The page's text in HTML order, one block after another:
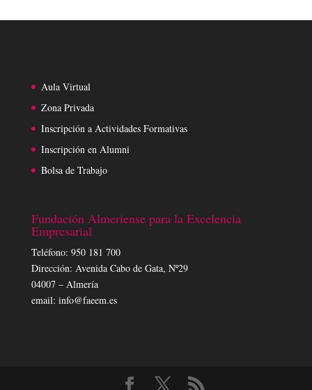
Aula Virtual
Zona Privada
Inscripción a Actividades Formativas
Inscripción en Alumni
Bolsa de Trabajo
Fundación Almeriense para la Excelencia
Empresarial
Teléfono: 950 181 700
Dirección: Avenida Cabo de Gata, Nº29
04007 – Almería
email: info@faeem.es